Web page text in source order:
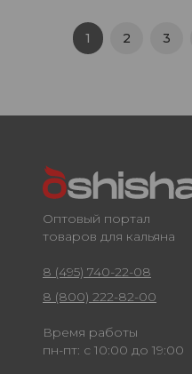
1 2 3
Оптовый портал
товаров для кальяна
8 (495) 740-22-08
8 (800) 222-82-00
Время работы
пн-пт: с 10:00 до 19:00